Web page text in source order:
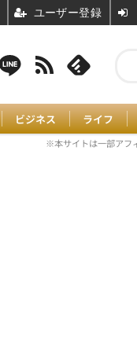
ビジネス ライフ
※本サイトは一部アフ
ユーザー登録